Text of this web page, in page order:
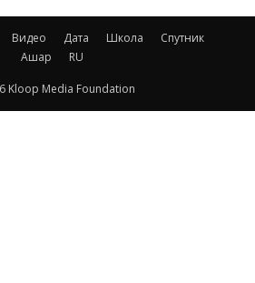
Видео Дата Школа
Спутник
Ашар
RU
Kloop Media Foundation